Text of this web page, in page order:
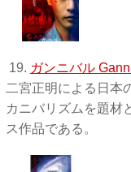
19. ガンニバル
二宮正明による日本
カニバリズムを題材
ス作品である。